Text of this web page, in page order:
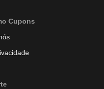
Cupons